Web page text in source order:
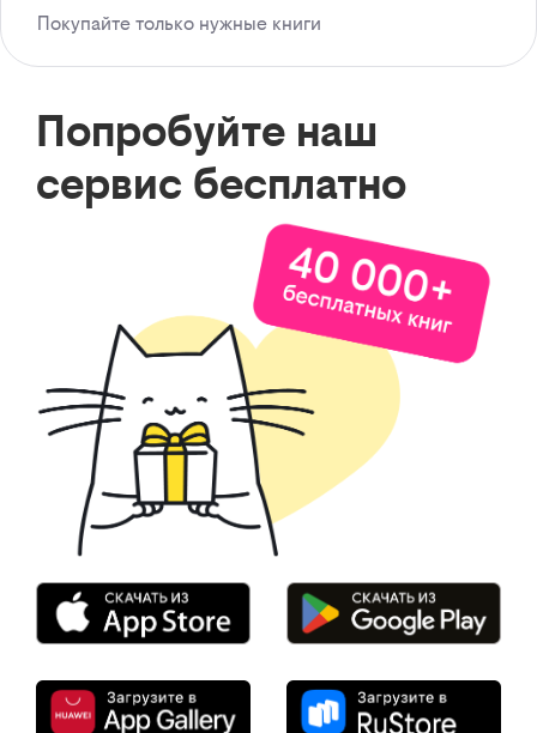
Покупайте только нужные книги
Попробуйте наш
сервис бесплатно